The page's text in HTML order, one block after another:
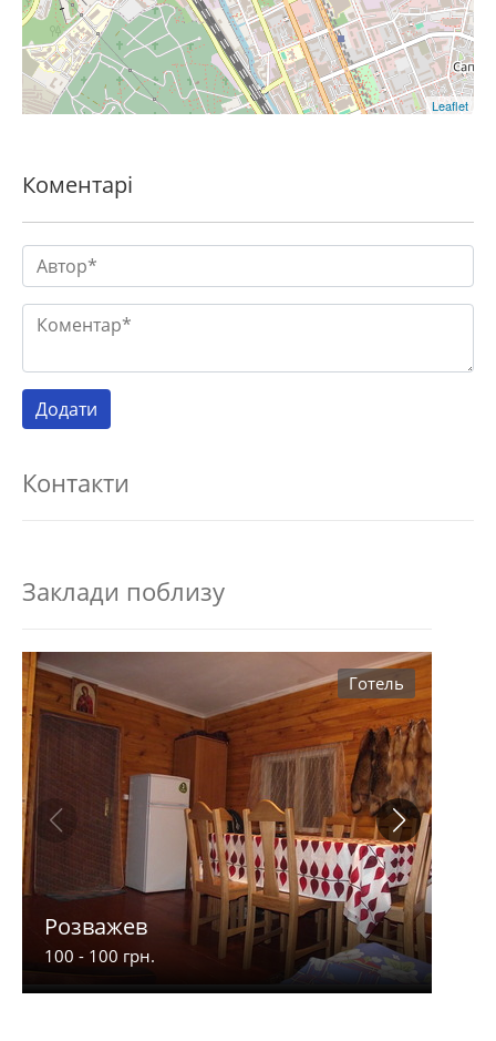
Leaflet
Коментарі
Контакти
Заклади поблизу
Готель
Розважев
100 - 100 грн.